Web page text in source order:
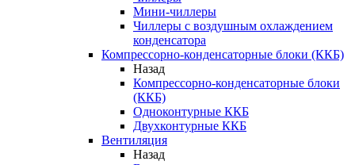
Мини-чиллеры
Чиллеры с воздушным охлаждением
конденсатора
Компрессорно-конденсаторные блоки (ККБ)
Назад
Компрессорно-конденсаторные блоки
(ККБ)
Одноконтурные ККБ
Двухконтурные ККБ
Вентиляция
Назад